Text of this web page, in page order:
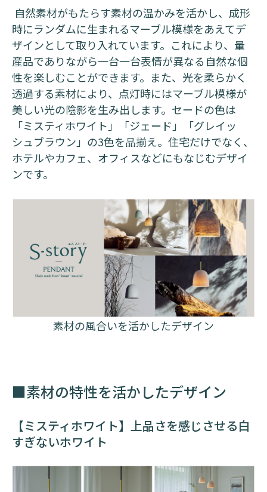
自然素材がもたらす素材の温かみを活かし、成形
時にランダムに生まれるマーブル模様をあえてデ
ザインとして取り入れています。これにより、量
産品でありながら一台一台表情が異なる自然な個
性を楽しむことができます。また、光を柔らかく
透過する素材により、点灯時にはマーブル模様が
美しい光の陰影を生み出します。セードの色は
「ミスティホワイト」「ジェード」「グレイッ
シュブラウン」の3色を品揃え。住宅だけでなく、
ホテルやカフェ、オフィスなどにもなじむデザイ
ンです。
素材の風合いを活かしたデザイン
■素材の特性を活かしたデザイン
【ミスティホワイト】上品さを感じさせる白
すぎないホワイト